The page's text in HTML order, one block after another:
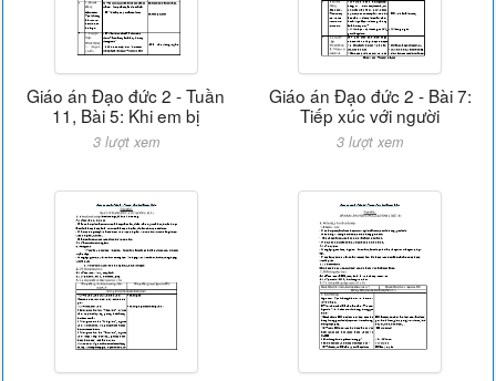
Giáo án Đạo đức 2 - Tuần
11, Bài 5: Khi em bị
3 lượt xem
Giáo án Đạo đức 2 - Bài 7:
Tiếp xúc với người
3 lượt xem